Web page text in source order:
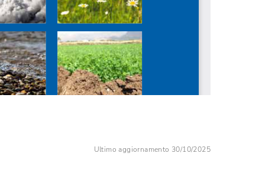
Ultimo aggiornamento 30/10/2025